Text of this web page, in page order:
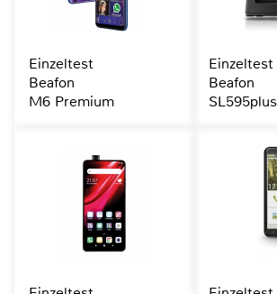
Einzeltest
Beafon
M6 Premium
Einzeltest
Beafon
SL595plus